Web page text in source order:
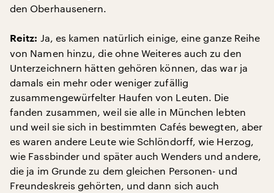
den Oberhausenern.
Reitz: Ja, es kamen natürlich einige, eine ganze Reihe
von Namen hinzu, die ohne Weiteres auch zu den
Unterzeichnern hätten gehören können, das war ja
damals ein mehr oder weniger zufällig
zusammengewürfelter Haufen von Leuten. Die
fanden zusammen, weil sie alle in München lebten
und weil sie sich in bestimmten Cafés bewegten, aber
es waren andere Leute wie Schlöndorff, wie Herzog,
wie Fassbinder und später auch Wenders und andere,
die ja im Grunde zu dem gleichen Personen- und
Freundeskreis gehörten, und dann sich auch